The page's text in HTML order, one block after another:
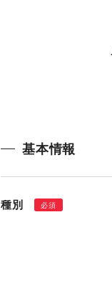
基本情報
種別 必須